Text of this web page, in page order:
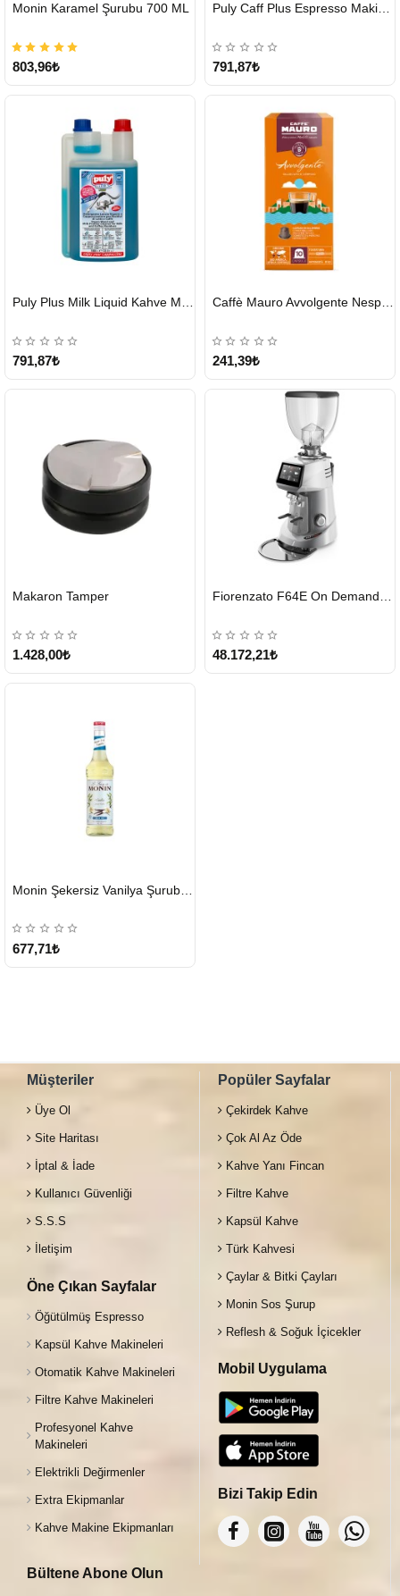
GÖNDERİ
Monin Karamel Şurubu 700 ML
803,96₺
GÖNDERİ
Puly Caff Plus Espresso Makinesi Temizleyici Tablet 100 x 1.35 G
791,87₺
GÖNDERİ
791,87₺
GÖNDERİ
Caffè Mauro Avvolgente Nespresso Kapsül
241,39₺
GÖNDERİ
Makaron Tamper
1.428,00₺
GÖNDERİ
48.172,21₺
GÖNDERİ
677,71₺
Müşteriler
Üye Ol
Site Haritası
İptal & İade
Kullanıcı Güvenliği
S.S.S
İletişim
Öne Çıkan Sayfalar
Öğütülmüş Espresso
Kapsül Kahve Makineleri
Otomatik Kahve Makineleri
Filtre Kahve Makineleri
Profesyonel Kahve
Makineleri
Elektrikli Değirmenler
Extra Ekipmanlar
Kahve Makine Ekipmanları
Popüler Sayfalar
Çekirdek Kahve
Çok Al Az Öde
Kahve Yanı Fincan
Filtre Kahve
Kapsül Kahve
Türk Kahvesi
Çaylar & Bitki Çayları
Monin Sos Şurup
Reflesh & Soğuk İçicekler
Mobil Uygulama
Bizi Takip Edin
Bültene Abone Olun